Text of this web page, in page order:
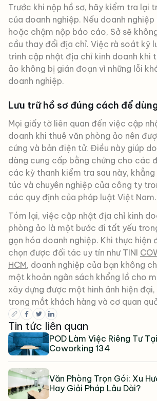
Trước khi nộp hồ sơ, hãy kiểm tra lại
của doanh nghiệp. Nếu doanh
hoặc chậm nộp báo cáo, Sở sẽ
cầu thay đổi địa chỉ. Việc rà soát kỹ
trình cập nhật địa chỉ kinh doanh khi
ảo không bị gián đoạn vì những lỗi
doanh nghiệp.
Lưu trữ hồ sơ đúng cách để
Mọi giấy tờ liên quan đến việc cập
doanh khi thuê văn phòng ảo nên
cứng và bản điện tử. Điều này giúp
dàng cung cấp bằng chứng cho các
các kỳ thanh kiểm tra sau này, khẳng
túc và chuyên nghiệp của công ty
các quy định của pháp luật Việt Nam.
Tóm lại, việc cập nhật địa chỉ kinh
phòng ảo là một bước đi tất yếu
gọn hóa doanh nghiệp. Khi thực hiện
chọn được đối tác uy tín như TINI
HCM, doanh nghiệp của bạn không
một khoản ngân sách khổng lồ cho
xây dựng được một hình ảnh hiện
trong mắt khách hàng và cơ quan
Tin tức liên quan
POD Làm Việc Riêng Tư
Coworking 134
Văn Phòng Trọn Gói: Xu
Hay Giải Pháp Lâu Dài?